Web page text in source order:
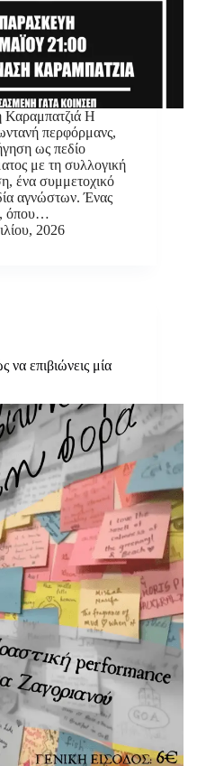
Καραμπατζιά Η
περφόρμανς,
ως πεδίο
με τη συλλογική
ένα συμμετοχικό
αγνώστων. Ένας
όπου…
2026
επιβιώνεις μία